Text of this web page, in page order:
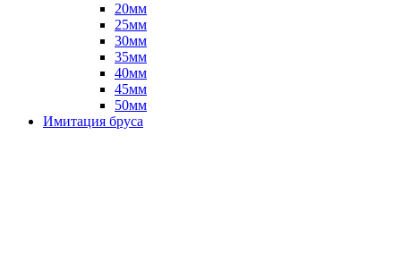
20мм
25мм
30мм
35мм
40мм
45мм
50мм
Имитация бруса